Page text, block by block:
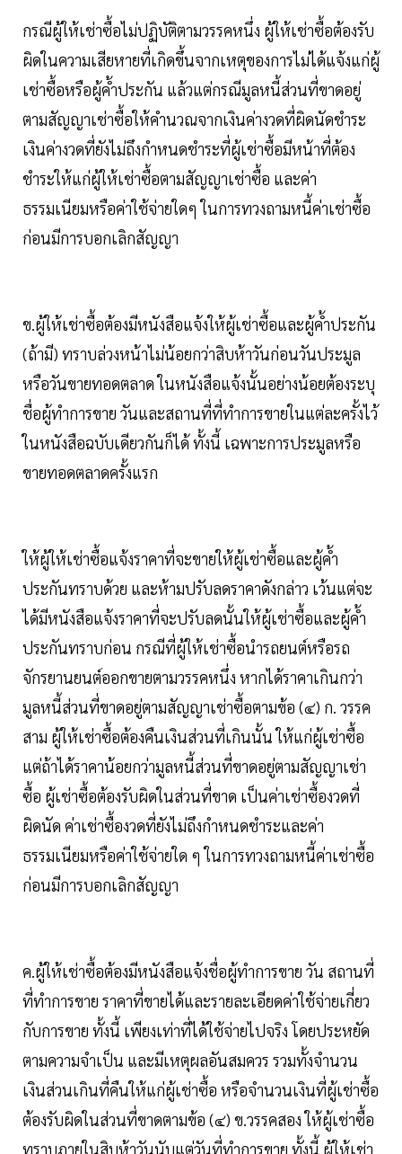
กรณีผู้ให้เช่าซื้อไม่ปฏิบัติตามวรรคหนึ่ง ผู้ให้เช่าซื้อต้องรับ
ผิดในความเสียหายที่เกิดขึ้นจากเหตุของการไม่ได้แจ้งแก่ผู้
เช่าซื้อหรือผู้ค้ำประกัน แล้วแต่กรณีมูลหนี้ส่วนที่ขาดอยู่
ตามสัญญาเช่าซื้อให้คำนวณจากเงินค่างวดที่ผิดนัดชำระ
เงินค่างวดที่ยังไม่ถึงกำหนดชำระที่ผู้เช่าซื้อมีหน้าที่ต้อง
ชำระให้แก่ผู้ให้เช่าซื้อตามสัญญาเช่าซื้อ และค่า
ธรรมเนียมหรือค่าใช้จ่ายใดๆ ในการทวงถามหนี้ค่าเช่าซื้อ
ก่อนมีการบอกเลิกสัญญา
ข.ผู้ให้เช่าซื้อต้องมีหนังสือแจ้งให้ผู้เช่าซื้อและผู้ค้ำประกัน
(ถ้ามี) ทราบล่วงหน้าไม่น้อยกว่าสิบห้าวันก่อนวันประมูล
หรือวันขายทอดตลาด ในหนังสือแจ้งนั้นอย่างน้อยต้องระบุ
ชื่อผู้ทำการขาย วันและสถานที่ที่ทำการขายในแต่ละครั้งไว้
ในหนังสือฉบับเดียวกันก็ได้ ทั้งนี้ เฉพาะการประมูลหรือ
ขายทอดตลาดครั้งแรก
ให้ผู้ให้เช่าซื้อแจ้งราคาที่จะขายให้ผู้เช่าซื้อและผู้ค้ำ
ประกันทราบด้วย และห้ามปรับลดราคาดังกล่าว เว้นแต่จะ
ได้มีหนังสือแจ้งราคาที่จะปรับลดนั้นให้ผู้เช่าซื้อและผู้ค้ำ
ประกันทราบก่อน กรณีที่ผู้ให้เช่าซื้อนำรถยนต์หรือรถ
จักรยานยนต์ออกขายตามวรรคหนึ่ง หากได้ราคาเกินกว่า
มูลหนี้ส่วนที่ขาดอยู่ตามสัญญาเช่าซื้อตามข้อ (๔) ก. วรรค
สาม ผู้ให้เช่าซื้อต้องคืนเงินส่วนที่เกินนั้น ให้แก่ผู้เช่าซื้อ
แต่ถ้าได้ราคาน้อยกว่ามูลหนี้ส่วนที่ขาดอยู่ตามสัญญาเช่า
ซื้อ ผู้เช่าซื้อต้องรับผิดในส่วนที่ขาด เป็นค่าเช่าซื้องวดที่
ผิดนัด ค่าเช่าซื้องวดที่ยังไม่ถึงกำหนดชำระและค่า
ธรรมเนียมหรือค่าใช้จ่ายใด ๆ ในการทวงถามหนี้ค่าเช่าซื้อ
ก่อนมีการบอกเลิกสัญญา
ค.ผู้ให้เช่าซื้อต้องมีหนังสือแจ้งชื่อผู้ทำการขาย วัน สถานที่
ที่ทำการขาย ราคาที่ขายได้และรายละเอียดค่าใช้จ่ายเกี่ยว
กับการขาย ทั้งนี้ เพียงเท่าที่ได้ใช้จ่ายไปจริง โดยประหยัด
ตามความจำเป็น และมีเหตุผลอันสมควร รวมทั้งจำนวน
เงินส่วนเกินที่คืนให้แก่ผู้เช่าซื้อ หรือจำนวนเงินที่ผู้เช่าซื้อ
ต้องรับผิดในส่วนที่ขาดตามข้อ (๔) ข.วรรคสอง ให้ผู้เช่าซื้อ
ทราบภายในสิบห้าวันนับแต่วันที่ทำการขาย ทั้งนี้ ผู้ให้เช่า